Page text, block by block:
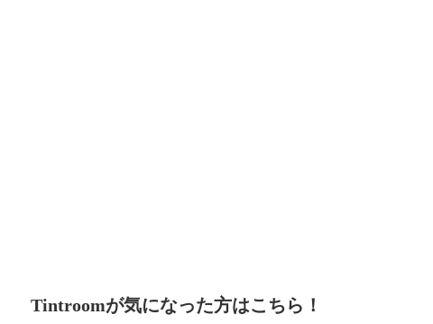
Tintroomが気になった方はこちら！